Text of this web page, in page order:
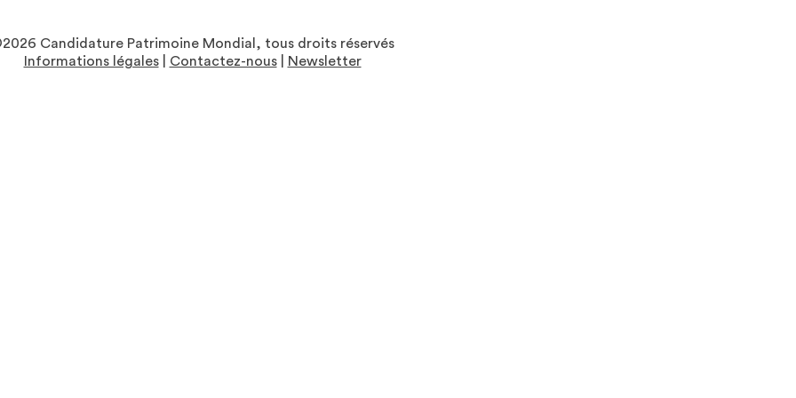
Candidature Patrimoine Mondial, tous droits réservés
Informations légales| Contactez-nous| Newsletter